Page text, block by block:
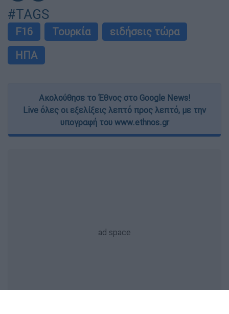
#TAGS
F16 Τουρκία
ειδήσεις τώρα
ΗΠΑ
Ακολούθησε το Έθνος στο Google News!
Live όλες οι εξελίξεις λεπτό προς λεπτό, με την
υπογραφή του www.ethnos.gr